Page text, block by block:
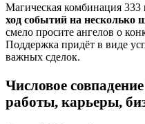
Магическая комбинация 333
ход событий на несколько
смело просите ангелов о
Поддержка придёт в виде
важных сделок.
Числовое
работы, карьеры,